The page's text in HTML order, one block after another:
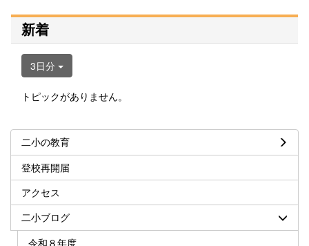
新着
3日分
トピックがありません。
二小の教育
登校再開届
アクセス
二小ブログ
令和８年度